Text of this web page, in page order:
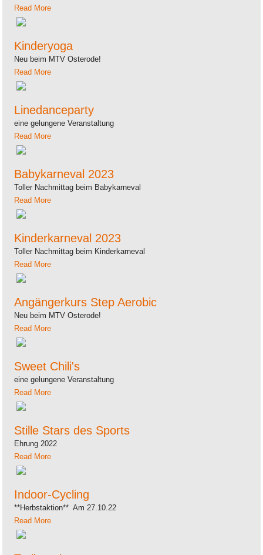
Read More
Kinderyoga
Neu beim MTV Osterode!
Read More
Linedanceparty
eine gelungene Veranstaltung
Read More
Babykarneval 2023
Toller Nachmittag beim Babykarneval
Read More
Kinderkarneval 2023
Toller Nachmittag beim Kinderkarneval
Read More
Angängerkurs Step Aerobic
Neu beim MTV Osterode!
Read More
Sweet Chili's
eine gelungene Veranstaltung
Read More
Stille Stars des Sports
Ehrung 2022
Read More
Indoor-Cycling
**Herbstaktion** Am 27.10.22
Read More